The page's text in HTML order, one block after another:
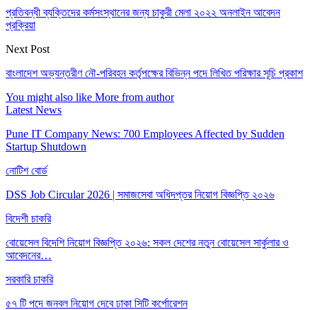
প্রতিবন্ধী ব্যক্তিদের কর্মসংস্থানের জন্য চাকুরী মেলা ২০২২ অনলাইন আবেদন
প্রক্রিয়া
Next Post
বাংলাদেশ অভ্যন্তরীণ নৌ-পরিবহন কর্তৃপক্ষের বিভিন্ন পদে লিখিত পরিক্ষার সূচি প্রকাশ
You might also like More from author
Latest News
Pune IT Company News: 700 Employees Affected by Sudden
Startup Shutdown
নোটিশ বোর্ড
DSS Job Circular 2026 | সমাজসেবা অধিদপ্তর নিয়োগ বিজ্ঞপ্তি ২০২৬
বিদেশী চাকরি
বোয়েসেল বিদেশি নিয়োগ বিজ্ঞপ্তি ২০২৬: সকল দেশের নতুন বোয়েসেল সার্কুলার ও
আবেদনের…
সরকারি চাকরি
৫৭ টি পদে জনবল নিয়োগ দেবে ঢাকা সিটি কর্পোরেশন